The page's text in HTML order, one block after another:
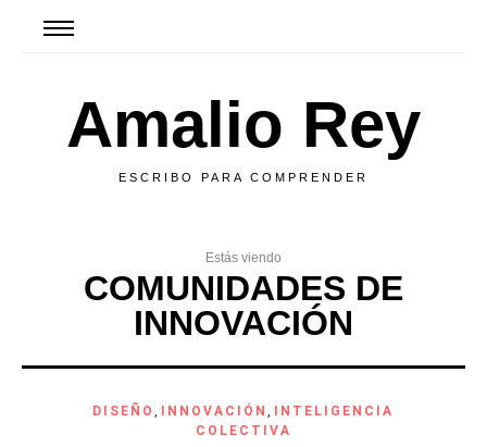
Amalio Rey
ESCRIBO PARA COMPRENDER
Estás viendo
COMUNIDADES DE
INNOVACIÓN
DISEÑO, INNOVACIÓN,
INTELIGENCIA
COLECTIVA